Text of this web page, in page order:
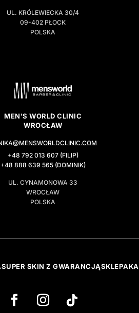
UL. KRÓLEWIECKA 30/4
09-402 PŁOCK
POLSKA
MEN'S WORLD CLINIC
WROCŁAW
+48 792 013 607 (FILIP)
+48 888 639 565 (DOMINIK)
UL. CYNAMONOWA 33
WROCŁAW
POLSKA
SUPER SKIN Z GWARANCJĄSKLEP